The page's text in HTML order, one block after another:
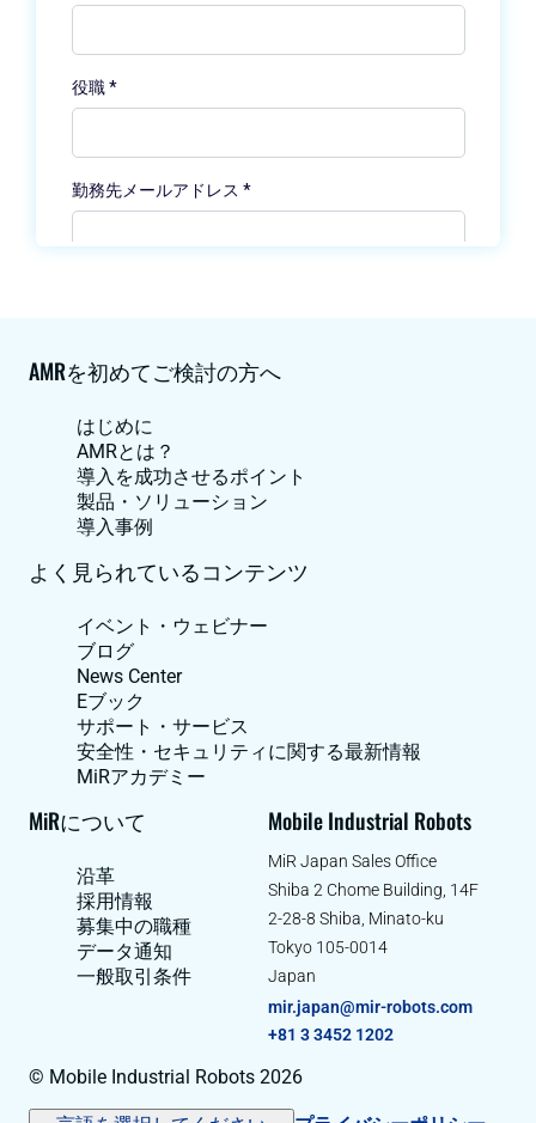
AMRを初めてご検討の方へ
はじめに
AMRとは？
導入を成功させるポイント
製品・ソリューション
導入事例
よく見られているコンテンツ
イベント・ウェビナー
ブログ
News Center
Eブック
サポート・サービス
安全性・セキュリティに関する最新情報
MiRアカデミー
MiRについて
沿革
採用情報
募集中の職種
データ通知
一般取引条件
Mobile Industrial Robots
MiR Japan Sales Office
Shiba 2 Chome Building, 14F
2-28-8 Shiba, Minato-ku
Tokyo 105-0014
Japan
mir.japan@mir-robots.com
+81 3 3452 1202
© Mobile Industrial Robots 2026